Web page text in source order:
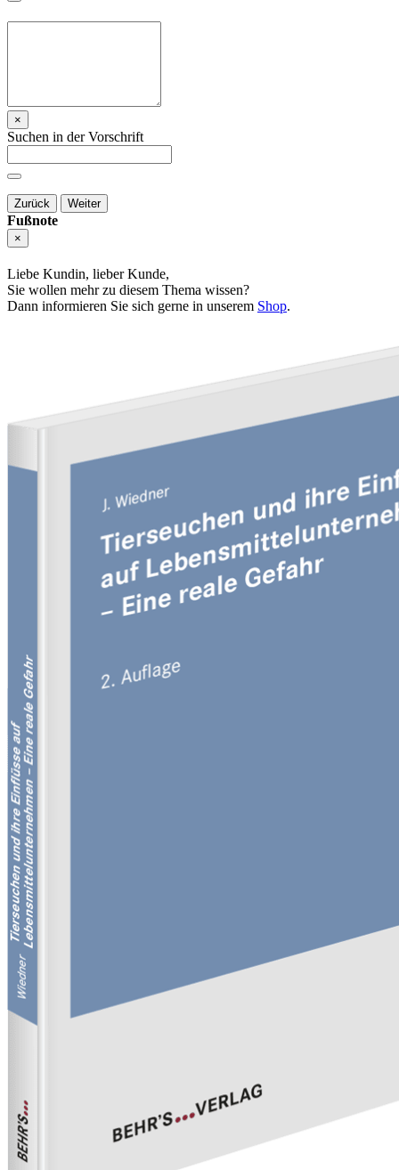
×
Suchen in der Vorschrift
Zurück Weiter
Fußnote
×
Liebe Kundin, lieber Kunde,
Sie wollen mehr zu diesem Thema wissen?
Dann informieren Sie sich gerne in unserem Shop.